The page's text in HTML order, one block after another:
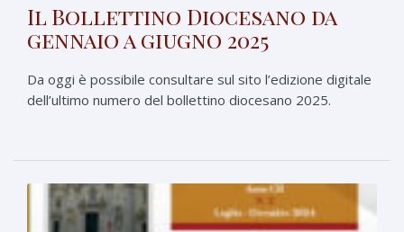
Il Bollettino Diocesano da
gennaio a giugno 2025
Da oggi è possibile consultare sul sito l’edizione digitale
dell’ultimo numero del bollettino diocesano 2025.